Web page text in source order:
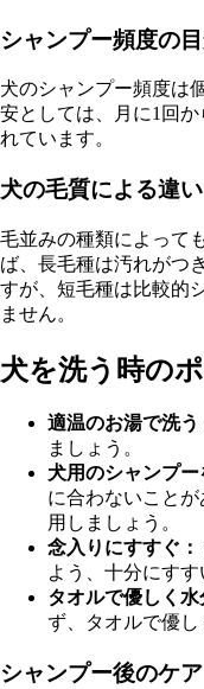
シャンプー頻度の
犬のシャンプー頻度は
安としては、月に1回
れています。
犬の毛質による違い
毛並みの種類によって
ば、長毛種は汚れがつ
すが、短毛種は比較的
ません。
犬を洗う時の
適温のお湯で洗う
ましょう。
犬用のシャンプー
に合わないこと
用しましょう。
念入りにすすぐ：
よう、十分にすす
タオルで優しく水
ず、タオルで優し
シャンプー後のケア